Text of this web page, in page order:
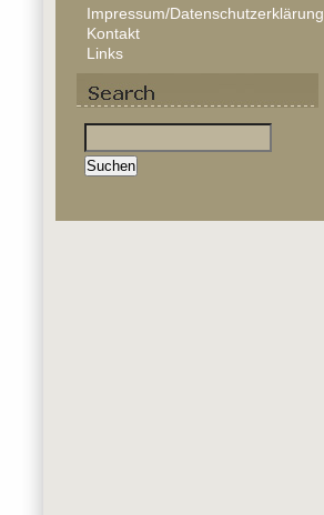
Impressum/Datenschutzerklärung
Kontakt
Links